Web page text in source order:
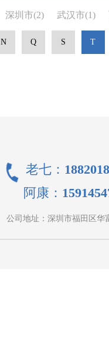
深圳市(2) 武汉市(1)
N Q S T
老七：
阿康：
公司地址： 深圳市福田区华